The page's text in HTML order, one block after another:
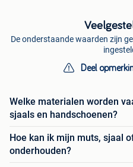
De onderstaande waarden zijn
Deel
Welke materialen worden
sjaals en handschoenen?
Hoe kan ik mijn muts, sjaal
onderhouden?